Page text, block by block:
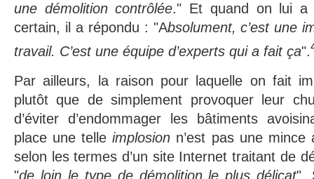
une démolition contrôlée." Et quand on lui a
certain, il a répondu : "Absolument, c’est une
travail. C’est une équipe d’experts qui a fait ça".
Par ailleurs, la raison pour laquelle on fait
plutôt que de simplement provoquer leur
d’éviter d’endommager les bâtiments
place une telleimplosion n’est pas une mince
selon les termes d’un site Internet traitant de
"de loin le type de démolition le plus délicat".